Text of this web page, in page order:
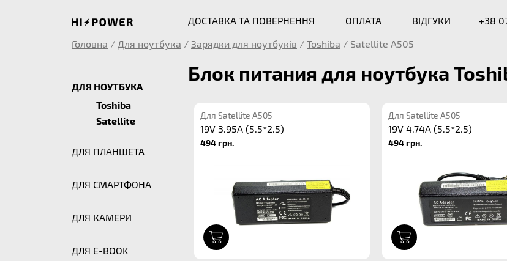
ДОСТАВКА ТА ПОВЕРНЕННЯ ОПЛАТА ВІДГУКИ +38
Головна / Для ноутбука / Зарядки для ноутбуків / Toshiba / Satellite A505
ДЛЯ НОУТБУКА
Toshiba
Satellite
ДЛЯ ПЛАНШЕТА
ДЛЯ СМАРТФОНА
ДЛЯ КАМЕРИ
ДЛЯ E-BOOK
Блок питания для ноутбука
Для Satellite A505
19V 3.95A (5.5*2.5)
494 грн.
Для Satellite A505
19V 4.74A (5.5*2.5)
494 грн.